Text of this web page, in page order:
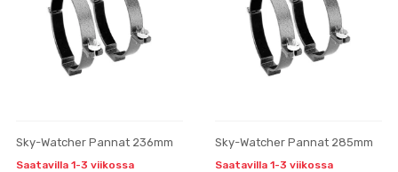
Sky-Watcher Pannat 236mm
Saatavilla 1-3 viikossa
Sky-Watcher Pannat 285mm
Saatavilla 1-3 viikossa